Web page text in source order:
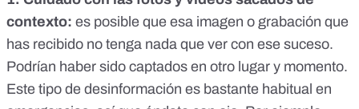
contexto: es posible que esa imagen o grabación que
has recibido no tenga nada que ver con ese suceso.
Podrían haber sido captados en otro lugar y momento.
Este tipo de desinformación es bastante habitual en